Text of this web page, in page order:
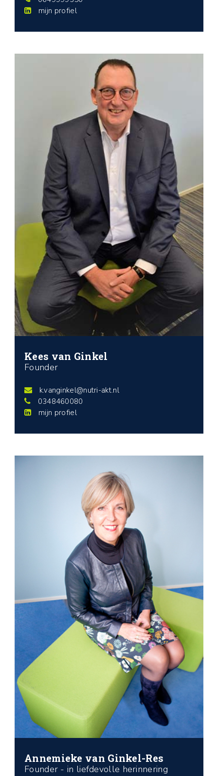
mijn profiel
Kees van Ginkel
Founder
k.vanginkel@nutri-akt.nl
0348460080
mijn profiel
Annemieke van Ginkel-Res
Founder - in liefdevolle herinnering